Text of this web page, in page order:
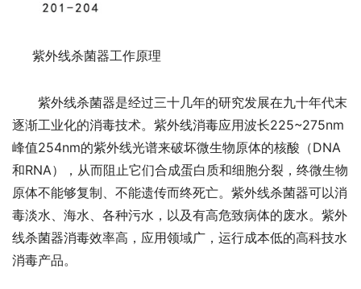
紫外线杀菌器工作原理
紫外线杀菌器是经过三十几年的研究发展在九十年代末
逐渐工业化的消毒技术。紫外线消毒应用波长225~275nm
峰值254nm的紫外线光谱来破坏微生物原体的核酸（DNA
和RNA），从而阻止它们合成蛋白质和细胞分裂，终微生物
原体不能够复制、不能遗传而终死亡。紫外线杀菌器可以消
毒淡水、海水、各种污水，以及有高危致病体的废水。紫外
线杀菌器消毒效率高，应用领域广，运行成本低的高科技水
消毒产品。